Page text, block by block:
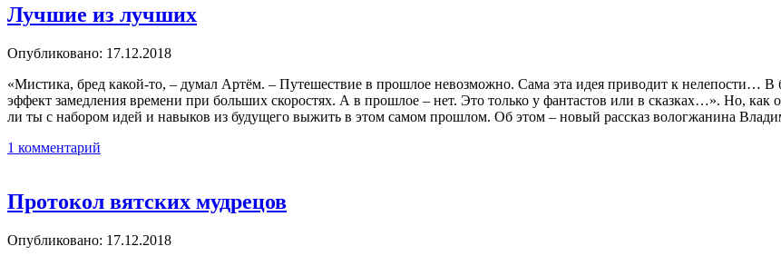
Лучшие из лучших
Опубликовано: 17.12.2018
«Мистика, бред какой-то, – думал Артём. – Путешествие в прошлое невозможно. Сама эта идея приводит к нелепости… В
эффект замедления времени при больших скоростях. А в прошлое – нет. Это только у фантастов или в сказках…». Но, как
ли ты с набором идей и навыков из будущего выжить в этом самом прошлом. Об этом – новый рассказ вологжанина
1 комментарий
Протокол вятских мудрецов
Опубликовано: 17.12.2018